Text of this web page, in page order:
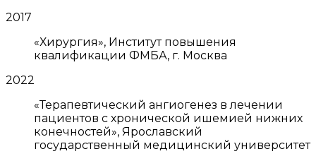
2017
«Хирургия», Институт повышения
квалификации ФМБА, г. Москва
2022
«Терапевтический ангиогенез в лечении
пациентов с хронической ишемией нижних
конечностей», Ярославский
государственный медицинский университет